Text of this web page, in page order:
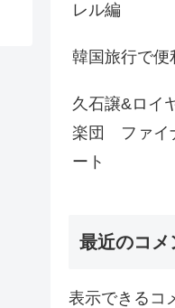
レル編
韓国旅行で便
久石譲&ロイ
楽団 ファイ
ート
最近のコメ
表示できるコ